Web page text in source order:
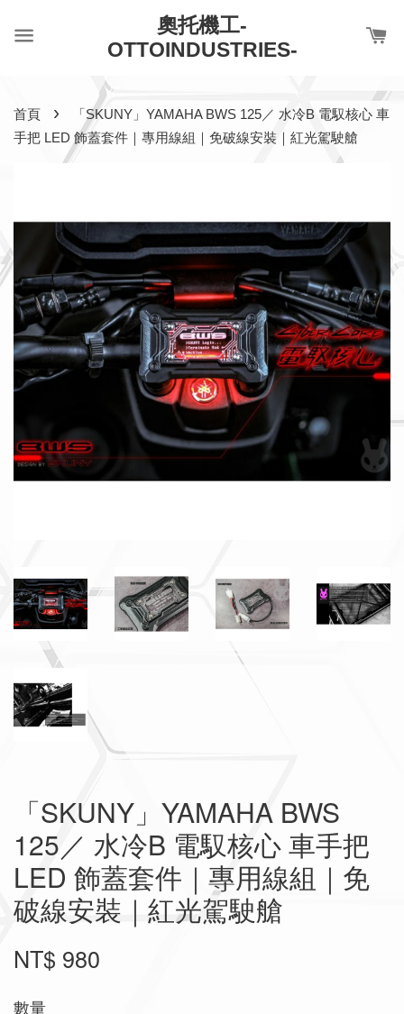
奧托機工-
OTTOINDUSTRIES-
首頁 ›
「SKUNY」YAMAHA BWS 125／ 水冷B 電馭核心 車
手把 LED 飾蓋套件｜專用線組｜免破線安裝｜紅光駕駛艙
「SKUNY」YAMAHA BWS
125／ 水冷B 電馭核心 車手把
LED 飾蓋套件｜專用線組｜免
破線安裝｜紅光駕駛艙
NT$ 980
數量